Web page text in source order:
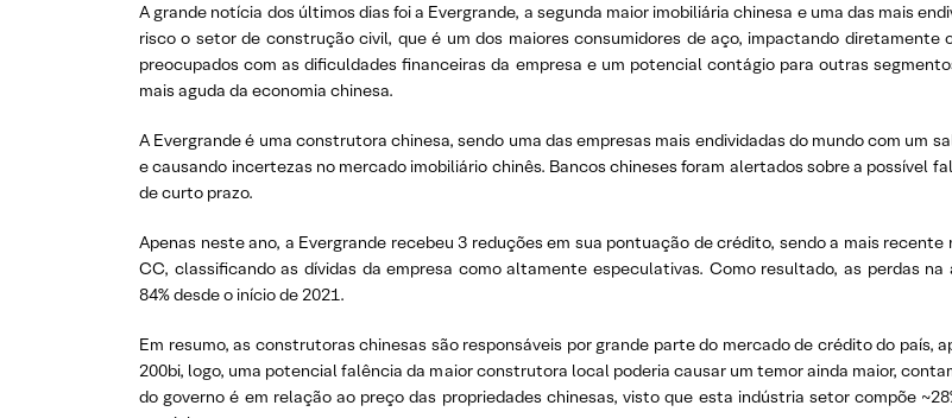
A grande notícia dos últimos dias foi a Evergrande, a segunda maior imobiliária chinesa e uma das mais
risco o setor de construção civil, que é um dos maiores consumidores de aço, impactando
preocupados com as dificuldades financeiras da empresa e um potencial contágio para outras
mais aguda da economia chinesa.
A Evergrande é uma construtora chinesa, sendo uma das empresas mais endividadas do mundo com um
e causando incertezas no mercado imobiliário chinês. Bancos chineses foram alertados sobre a possível
de curto prazo.
Apenas neste ano, a Evergrande recebeu 3 reduções em sua pontuação de crédito, sendo a mais
CC, classificando as dívidas da empresa como altamente especulativas. Como resultado, as perdas
84% desde o início de 2021.
Em resumo, as construtoras chinesas são responsáveis por grande parte do mercado de crédito do país,
200bi, logo, uma potencial falência da maior construtora local poderia causar um temor ainda maior,
do governo é em relação ao preço das propriedades chinesas, visto que esta indústria setor compõe